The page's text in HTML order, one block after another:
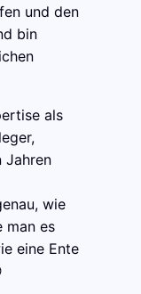
und den
bin
als
Jahren
wie
man es
eine Ente